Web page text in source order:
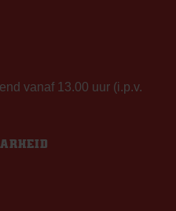
vanaf 13.00 uur (i.p.v.